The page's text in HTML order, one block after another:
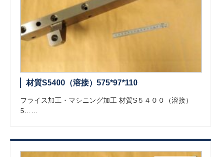
材質S5400（溶接）575*97*110
フライス加工・マシニング加工 材質S５４００（溶接）
5……